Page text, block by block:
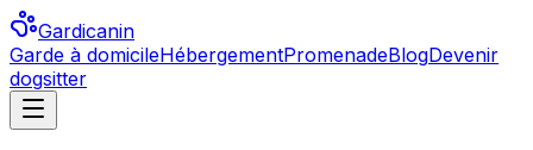
Gardicanin
Garde à domicileHébergementPromenadeBlogDevenir
dogsitter